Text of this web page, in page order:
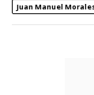
Juan Manuel